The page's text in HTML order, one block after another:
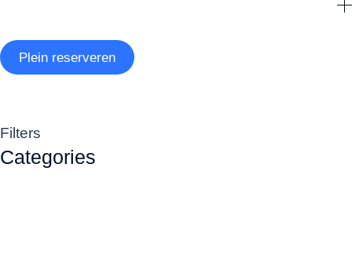
Plein reserveren
Filters
Categories